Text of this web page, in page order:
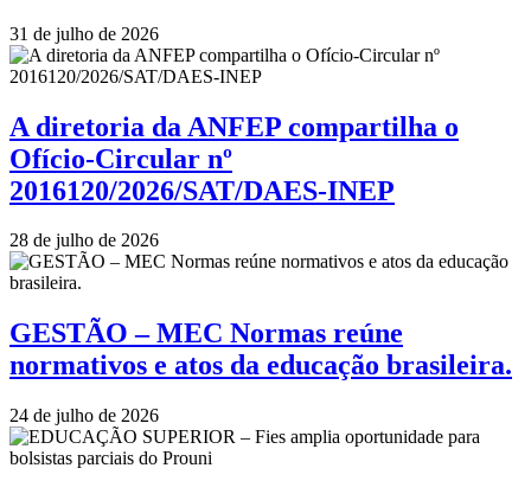
31 de julho de 2026
A diretoria da ANFEP compartilha o
Ofício-Circular nº
2016120/2026/SAT/DAES-INEP
28 de julho de 2026
GESTÃO – MEC Normas reúne
normativos e atos da educação brasileira.
24 de julho de 2026